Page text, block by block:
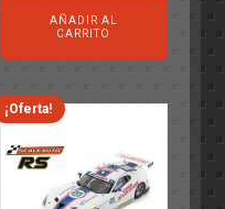
original
era:
82,40€.
es:
59,95€.
AÑADIR AL
CARRITO
¡Oferta!